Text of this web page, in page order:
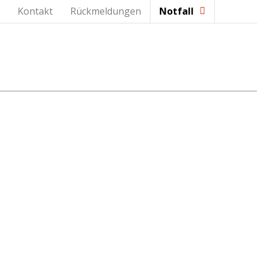
Notfall
Rückmeldungen
Kontakt